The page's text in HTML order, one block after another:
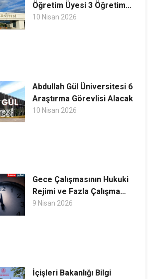
Öğretim Üyesi 3 Öğretim
Görevlisi 1 Araştırma
10 Nisan 2026
Abdullah Gül Üniversitesi 6
Araştırma Görevlisi Alacak
10 Nisan 2026
Gece Çalışmasının Hukuki
Rejimi ve Fazla Çalışma
İlişkisi
9 Nisan 2026
İçişleri Bakanlığı Bilgi